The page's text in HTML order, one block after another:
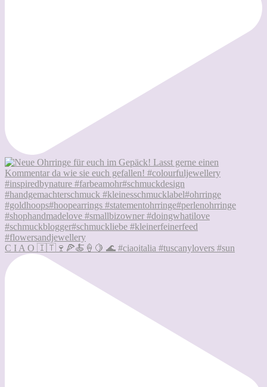
C I A O 🇮🇹🍷🍕🍝🍦🍋 🌊 #ciaoitalia #tuscanylovers #sun